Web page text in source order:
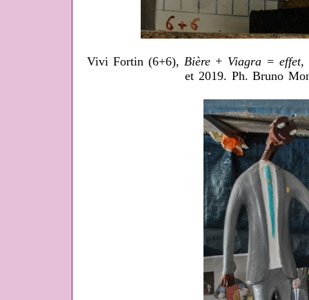
Vivi Fortin (6+6), Bière + Viagra = effet,
et 2019. Ph. Bruno